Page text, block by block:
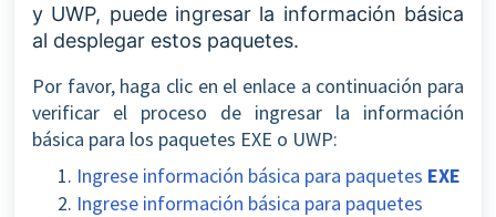
y UWP, puede ingresar la información básica
al desplegar estos paquetes.
Por favor, haga clic en el enlace a continuación para
verificar el proceso de ingresar la información
básica para los paquetes EXE o UWP:
Ingrese información básica para paquetes EXE
Ingrese información básica para paquetes